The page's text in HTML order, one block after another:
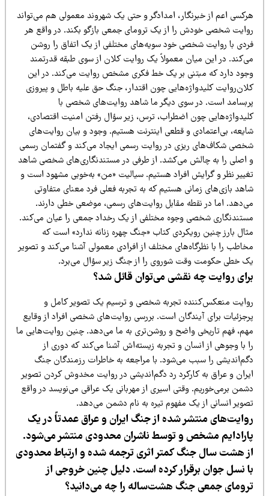
اعم از خبرنگار، امدادگر و حتی یک شهروند معمولی هم می‌تواند
شخصی خودش را از یک ترومای جمعی بازگو بکند. در واقع هر
با روایت شخصی خود سویه‌های مختلفی از یک اتفاق را روشن
در این میان معمولاً یک روایت کلان از سوی طبقه قدرتمند
دارد که مبتنی بر یک خط فکری مشخص روایت می‌کند. در این
کلیدواژه‌هایی چون اقتدار، جنگ حق علیه باطل و پیروزی
است. در سوی دیگر ما شاهد روایت‌های شخصی با
چون اضطراب، ترس، زیر سؤال رفتن امنیت اقتصادی،
بی‌اعتمادی و قطعی اینترنت هستیم. وجود و بیان روایت‌های
شکاف‌های ریزی در روایت رسمی ایجاد می‌کند و گفتمان رسمی
اصلی را به چالش می‌کشد. از طرفی در مستندنگاری‌های شخصی شاهد
نظر و گرایش افراد هستیم. سیالیت «من» به‌خوبی مشهود است و
بازی‌های زمانی هستیم که به تجربه فعلی فرد معنای متفاوتی
اما در نقطه مقابل روایت‌های رسمی، موضعی خطی دارند.
شخصی وجوه مختلفی از یک رخداد جمعی را عیان می‌کند.
بارز چنین رویکردی کتاب «جنگ چهره زنانه ندارد» است که
را با نظرگاه‌های مختلف از افرادی معمولی آشنا می‌کند و تصویر
خطی حکومت وقت شوروی را از جنگ زیر سؤال می‌برد.
روایت چه نقشی می‌توان قائل شد؟
منعکس‌کننده تجربه شخصی و ترسیم یک تصویر کامل و
برای آیندگان است. بررسی روایت‌های شخصی افراد از وقایع
فهم تاریخی واضح و روشن‌تری به ما می‌دهد. چنین روایت‌هایی ما
با وجوهی از انسان و تجربه زیسته‌اش آشنا می‌کند که دوری از
را سبب می‌شود. با مراجعه به خاطرات رزمندگان جنگ
و عراق به کارکرد رد دگم‌اندیشی در روایت مخدوش کردن تصویر
برمی‌خوریم. وقتی اسیری از مهربانی یک عراقی می‌نویسد در واقع
انسانی از یک مفهوم تیره به نام دشمن می‌دهد.
منتشر شده از جنگ ایران و عراق عمدتاً در یک
مشخص و توسط ناشران محدودی منتشر می‌شود.
هشت سال جنگ کمتر اثری ترجمه شده و ارتباط محدودی
نسل جوان برقرار کرده است. دلیل چنین خروجی از
جمعی جنگ هشت‌ساله را چه می‌دانید؟